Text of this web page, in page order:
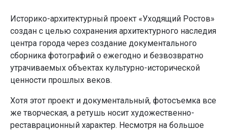
Историко-архитектурный проект «Уходящий Ростов»
создан с целью сохранения архитектурного наследия
центра города через создание документального
сборника фотографий о ежегодно и безвозвратно
утрачиваемых объектах культурно-исторической
ценности прошлых веков.
Хотя этот проект и документальный, фотосъемка все
же творческая, а ретушь носит художественно-
реставрационный характер. Несмотря на большое